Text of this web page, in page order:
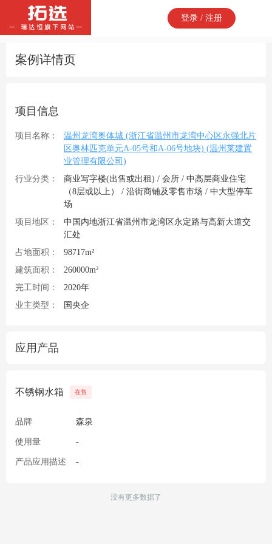
登录 / 注册
案例详情页
项目信息
项目名称：
温州龙湾奥体城 (浙江省温州市龙湾中心区永强北片
区奥林匹克单元A-05号和A-06号地块) (温州莱建置
业管理有限公司)
行业分类：
商业写字楼(出售或出租) / 会所 / 中高层商业住宅
（8层或以上） / 沿街商铺及零售市场 / 中大型停车
场
项目地区：
中国内地浙江省温州市龙湾区永定路与高新大道交
汇处
占地面积：
98717m²
建筑面积：
260000m²
完工时间：
2020年
业主类型：
国央企
应用产品
不锈钢水箱 在售
品牌 森泉
使用量 -
产品应用描述 -
没有更多数据了